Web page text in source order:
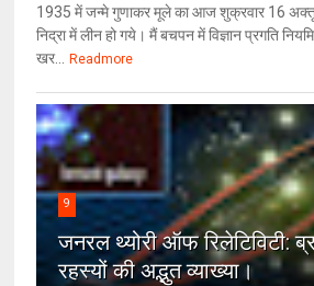
1935 में जन्मे गुणाकर मूले का आज शुक्रवार 16
निद्रा में लीन हो गये। मैं बचपन में विज्ञान प्रगति
खर...
Readmore
9
जनरल थ्‍योरी ऑफ रिलेटिविटी:
रहस्‍यों की अद्भुत व्‍याख्‍या।